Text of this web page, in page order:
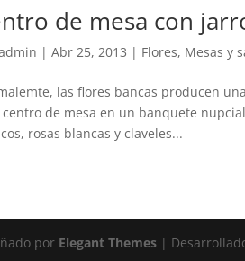
de mesa con
|Abr 25, 2013 | Flores, Mesas y
las flores bancas producen
centro de mesa en un banquete
rosas blancas y claveles...
por Elegant Themes |